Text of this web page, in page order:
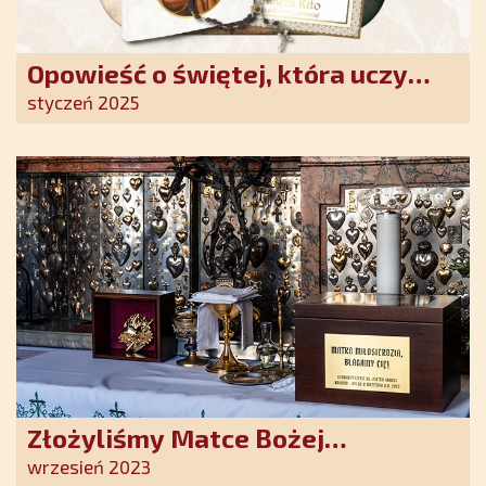
Opowieść o świętej, która uczy
szczerego oddania się Bogu.
nadziei w XXI wieku
styczeń 2025
Złożyliśmy Matce Bożej
Ostrobramskiej pozłacane wotum
wrzesień 2023